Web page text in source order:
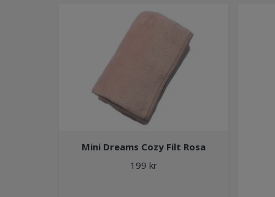
Mini Dreams Cozy Filt Rosa
199 kr